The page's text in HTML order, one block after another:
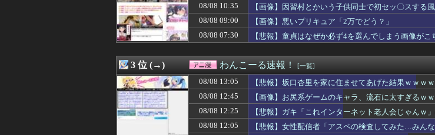
08/08 11:59
【MSV】シン・マツナガスレ、これで24歳は無理あるだろ…
08/08 11:45
【画像】女子の体型ジャンル、確立される！お前らはどれが好き
08/08 11:45
【悲報】ちいかわのモモンガ、逝きそう
08/08 11:43
【画像あり】オタクくん、女の服の構造がわからず全世界に恥を晒
08/08 11:35
【ガンプラ】今日発売のレオパルド、股関節が平成の作りすぎる…
08/08 11:32
【お誕生日】逢田さん（34）の奇行・奇言で打線組んだ・・・
08/08 11:29
【悲報】みいちゃんの作者さん、泣いてしまう😢
08/08 11:25
【衝撃】キッズ「ママー、誕生日までに隠し部屋作って」母親「
08/08 11:18
【朗報】FF15のノクトさん、ガチで理想的な主人公だったｗｗｗｗ
08/08 11:05
【悲報】オタク、無料キーボード欲しさに秋葉原に大行列を作る
08/08 11:04
今期の覇権アニメは？20代「ヤニネコ」30代「BLEACH」40代「
「METAL BUILD ゴッドガンダム（明鏡止水）」が展示！だいぶオ
08/08 10:35
【画像】因習村とかいう子供同士で初セッ〇スする
08/08 09:00
【画像】悪いプリキュア「2万でどう？」
08/08 07:30
【悲報】童貞はなぜか必ず4を選んでしまう画像がこ
3 位 (→) わんこーる速報！ [一覧]
08/08 13:05
【悲報】坂口杏里を家に住ませてあげた結果ｗｗｗｗ
08/08 12:45
【画像】お尻系ゲームのキャラ、流石に太すぎるｗ
08/08 12:25
【悲報】ガキ「これインターネット老人会じゃん
ぁ…」
08/08 12:05
【悲報】女性配信者「アスペの検査してみた…みんな